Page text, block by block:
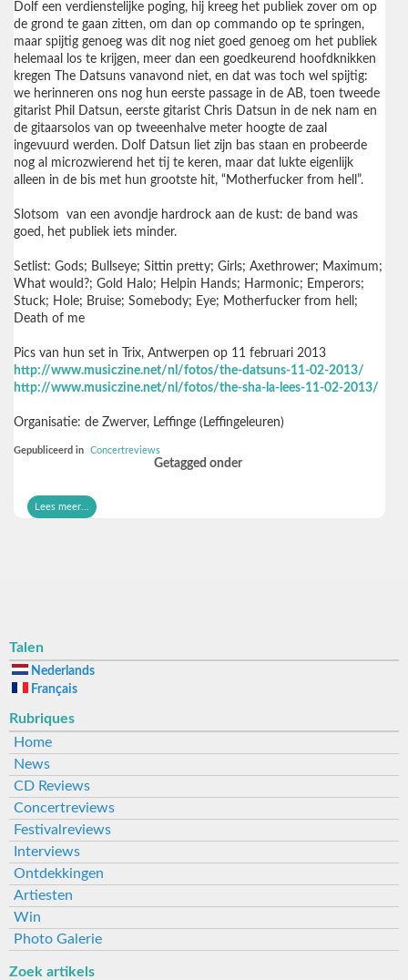
Dolf een verdienstelijke poging, hij kreeg het publiek zover om op
de grond te gaan zitten, om dan op commando op te springen,
maar spijtig genoeg was dit nog niet goed genoeg om het publiek
helemaal los te krijgen, meer dan een goedkeurend hoofdknikken
kregen The Datsuns vanavond niet, en dat was toch wel spijtig:
we herinneren ons nog hun eerste passage in de AB, toen tweede
gitarist Phil Datsun, eerste gitarist Chris Datsun in de nek nam en
de gitaarsolos van op tweeenhalve meter hoogte de zaal
ingevuurd werden. Dolf Datsun liet zijn bas staan en probeerde
nog al microzwierend het tij te keren, maar dat lukte eigenlijk
alleen in de bis met hun grootste hit, “Motherfucker from hell”.
Slotsom
van een avondje hardrock aan de kust: de band was
goed, het publiek iets minder.
Setlist: Gods; Bullseye; Sittin pretty; Girls; Axethrower; Maximum;
What would?; Gold Halo; Helpin Hands; Harmonic; Emperors;
Stuck; Hole; Bruise; Somebody; Eye; Motherfucker from hell ;
Death of me
Pics van hun set in Trix, Antwerpen op 11 februari 2013
http://www.musiczine.net/nl/fotos/the-datsuns-11-02-2013/
http://www.musiczine.net/nl/fotos/the-sha-la-lees-11-02-2013/
Organisatie: de Zwerver, Leffinge (Leffingeleuren)
Gepubliceerd in Concertreviews
Getagged onder
Lees meer...
7
8
9
10
11
12
13
VOLGENDE
EINDE
Pagina
13
van
13
Talen
Nederlands
Français
Rubriques
Home
News
CD Reviews
Concertreviews
Festivalreviews
Interviews
Ontdekkingen
Artiesten
Win
Photo Galerie
Zoek artikels